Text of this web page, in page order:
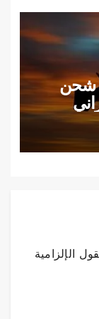
3 سفن شحن
الإلزامية